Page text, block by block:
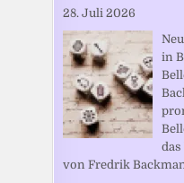
28. Juli 2026
in
von Fredrik